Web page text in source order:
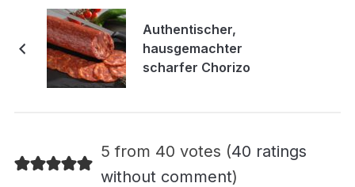
Authentischer,
hausgemachter
scharfer Chorizo
5 from 40 votes (40 ratings
without comment)